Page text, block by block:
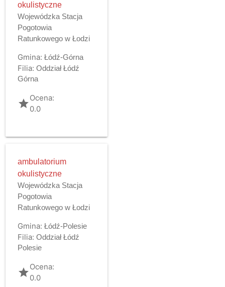
okulistyczne
Wojewódzka Stacja
Pogotowia
Ratunkowego w Łodzi
Gmina: Łódź-Górna
Filia: Oddział Łódź
Górna
gradeOcena:
0.0
ambulatorium
okulistyczne
Wojewódzka Stacja
Pogotowia
Ratunkowego w Łodzi
Gmina: Łódź-Polesie
Filia: Oddział Łódź
Polesie
gradeOcena:
0.0